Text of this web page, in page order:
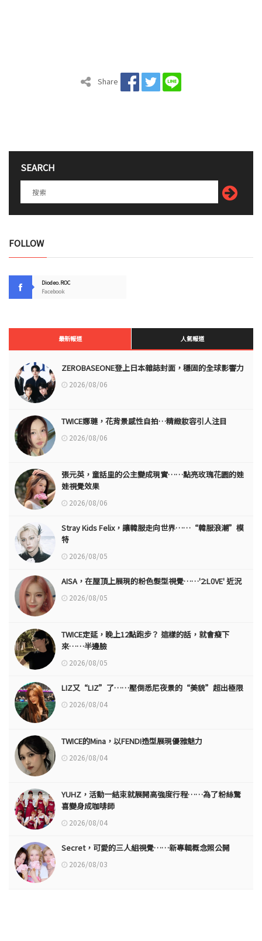
Share
SEARCH
FOLLOW
Diodeo.ROC
Facebook
最新報道 人氣報道
ZEROBASEONE登上日本雜誌封面，穩固的全球影響力
2026/08/06
TWICE娜璉，花背景感性自拍…精緻妝容引人注目
2026/08/06
張元英，童話里的公主變成現實……點亮玫瑰花園的娃
娃視覺效果
2026/08/06
Stray Kids Felix，讓韓服走向世界……“韓服浪潮”模
特
2026/08/05
AISA，在屋頂上展現的粉色髮型視覺……'2:L0VE' 近況
2026/08/05
TWICE定延，晚上12點跑步？ 這樣的話，就會瘦下
來……半邊臉
2026/08/05
LIZ又“LIZ”了……壓倒悉尼夜景的“美貌”超出極限
2026/08/04
TWICE的Mina，以FENDI造型展現優雅魅力
2026/08/04
YUHZ，活動一結束就展開高強度行程……為了粉絲驚
喜變身成咖啡師
2026/08/04
Secret，可愛的三人組視覺……新專輯概念照公開
2026/08/03